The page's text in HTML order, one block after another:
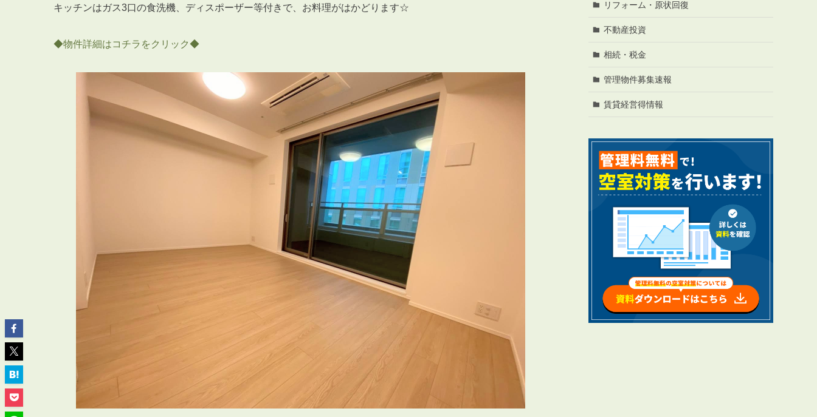
スタッフ紹介
グループ会社紹介
3POINT空室解消!3つの自信
自慢の「賃料設定」／マーケティング
仲介会社とのネットワークで情報提供力に自信あり
物件プロモーション＆バリューアップリフォーム
RENTAL
管理料無料について
４つの強み
報酬と独自の保証内容
手続きの流れ
賃料査定について
SERVICE 管理オーナー様限定サービス
管理オーナー様ご紹介制度
投資不動産を売却したい方
BROKER 仲介業者様へ
会員登録
賃貸仲介会社様向け物件検索ログイン
キッチンはガス3口の食洗機、ディスポーザー等付きで、お料理がはかどります☆
◆物件詳細はコチラをクリック◆
リフォーム・原状回復
不動産投資
相続・税金
管理物件募集速報
賃貸経営得情報